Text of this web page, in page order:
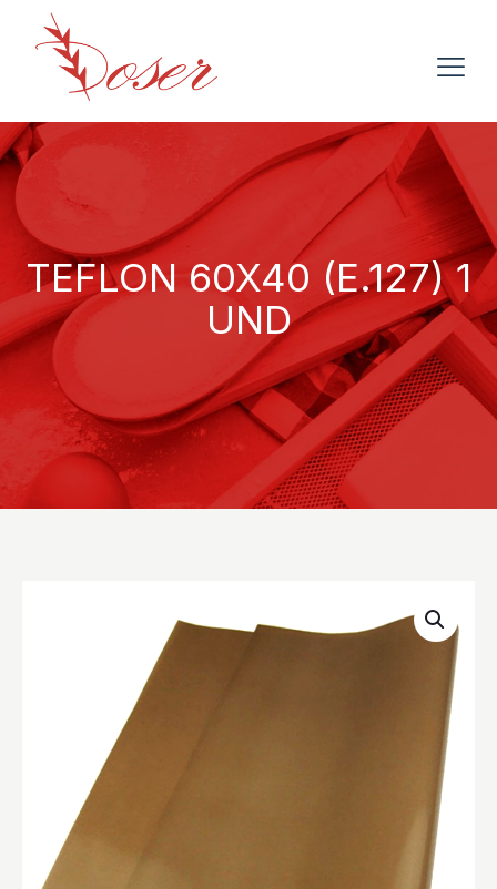
TEFLON 60X40 (E.127) 1
UND